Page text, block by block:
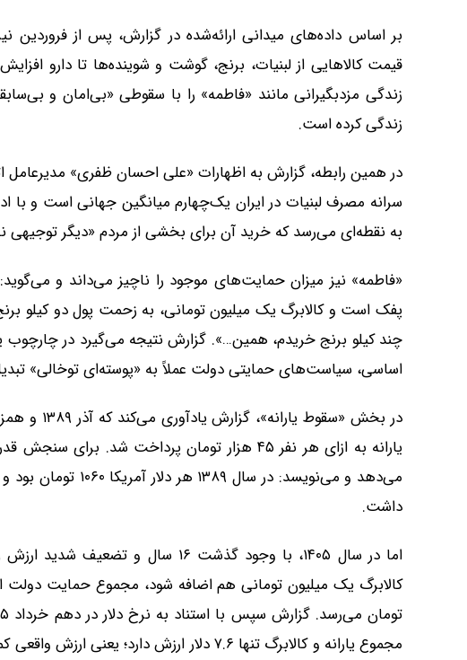
بر اساس داده‌های میدانی ارائه‌شده در گزارش، پس از فروردین
قیمت کالاهایی از لبنیات، برنج، گوشت و شوینده‌ها تا دارو
زندگی مزدبگیرانی مانند «فاطمه» را با سقوطی «بی‌امان و
زندگی کرده است.
در همین رابطه، گزارش به اظهارات «علی احسان ظفری» مدیرعامل
سرانه مصرف لبنیات در ایران یک‌چهارم میانگین جهانی است و با
به نقطه‌ای می‌رسد که خرید آن برای بخشی از مردم «دیگر
پفک است و کالابرگ یک میلیون تومانی، به زحمت پول دو کیلو
چند کیلو برنج خریدم، همین…». گزارش نتیجه می‌گیرد در
اساسی، سیاست‌های حمایتی دولت عملاً به «پوسته‌ای توخالی»
در بخش
یارانه به ازای هر نفر ۴۵ هزار تومان پرداخت شد.
داشت.